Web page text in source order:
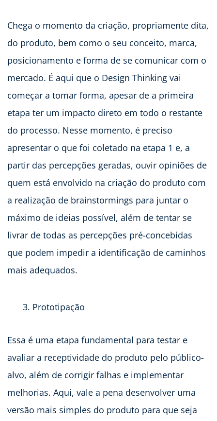
Chega o momento da criação, propriamente dita,
do produto, bem como o seu conceito, marca,
posicionamento e forma de se comunicar com o
mercado. É aqui que o Design Thinking vai
começar a tomar forma, apesar de a primeira
etapa ter um impacto direto em todo o restante
do processo. Nesse momento, é preciso
apresentar o que foi coletado na etapa 1 e, a
partir das percepções geradas, ouvir opiniões de
quem está envolvido na criação do produto com
a realização de brainstormings para juntar o
máximo de ideias possível, além de tentar se
livrar de todas as percepções pré-concebidas
que podem impedir a identificação de caminhos
mais adequados.
Prototipação
Essa é uma etapa fundamental para testar e
avaliar a receptividade do produto pelo público-
alvo, além de corrigir falhas e implementar
melhorias. Aqui, vale a pena desenvolver uma
versão mais simples do produto para que seja